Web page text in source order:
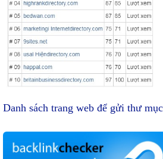
Danh sách trang web để gửi thư